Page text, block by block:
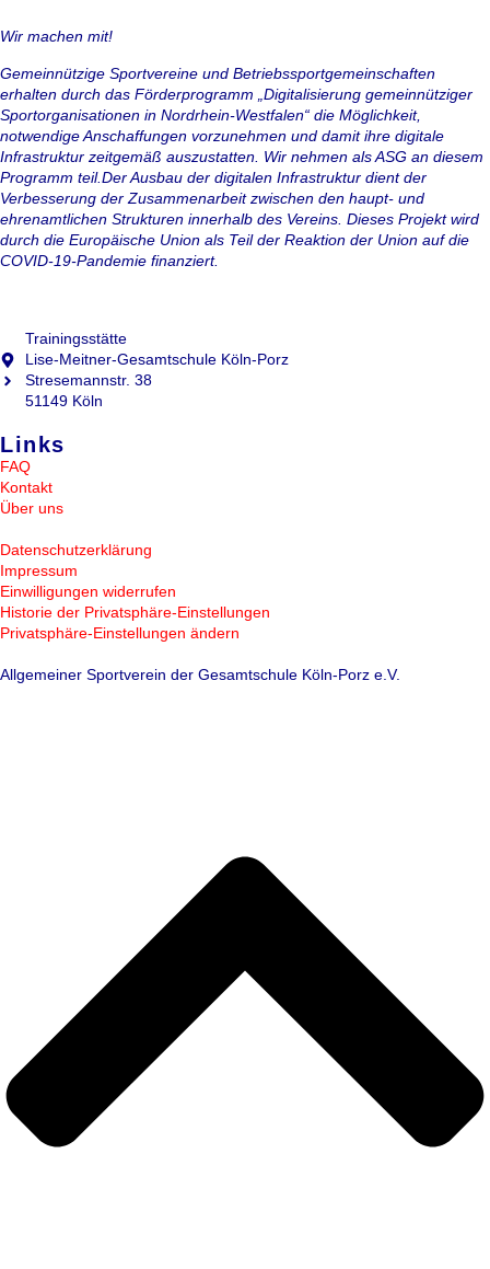
Wir machen mit!
Gemeinnützige Sportvereine und Betriebssportgemeinschaften
erhalten durch das Förderprogramm „Digitalisierung gemeinnütziger
Sportorganisationen in Nordrhein-Westfalen“ die Möglichkeit,
notwendige Anschaffungen vorzunehmen und damit ihre digitale
Infrastruktur zeitgemäß auszustatten. Wir nehmen als ASG an diesem
Programm teil.Der Ausbau der digitalen Infrastruktur dient der
Verbesserung der Zusammenarbeit zwischen den haupt- und
ehrenamtlichen Strukturen innerhalb des Vereins. Dieses Projekt wird
durch die Europäische Union als Teil der Reaktion der Union auf die
COVID-19-Pandemie finanziert.
Trainingsstätte
Lise-Meitner-Gesamtschule Köln-Porz
Stresemannstr. 38
51149 Köln
Links
FAQ
Kontakt
Über uns
Datenschutzerklärung
Impressum
Einwilligungen widerrufen
Historie der Privatsphäre-Einstellungen
Privatsphäre-Einstellungen ändern
Allgemeiner Sportverein der Gesamtschule Köln-Porz e.V.